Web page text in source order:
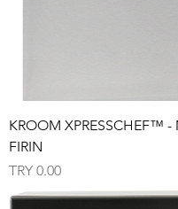
KROOM XPRESSCHEF™ -
FIRIN
Price
TRY 0.00